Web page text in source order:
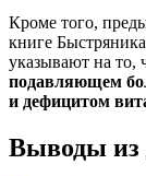
Кроме того,
книге
указывают на то,
подавляющем
и дефицитом
Выводы из